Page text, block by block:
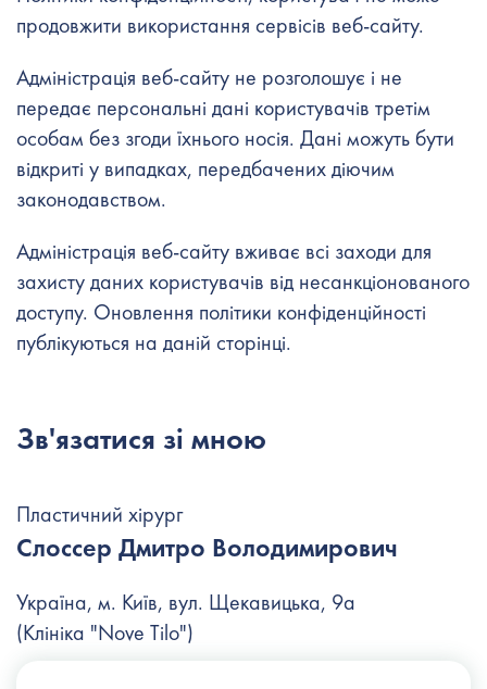
продовжити використання сервісів веб-сайту.
Адміністрація веб-сайту не розголошує і не
передає персональні дані користувачів третім
особам без згоди їхнього носія. Дані можуть бути
відкриті у випадках, передбачених діючим
законодавством.
Адміністрація веб-сайту вживає всі заходи для
захисту даних користувачів від несанкціонованого
доступу. Оновлення політики конфіденційності
публікуються на даній сторінці.
Зв'язатися зі мною
Пластичний хірург
Слоссер Дмитро Володимирович
Україна, м. Київ, вул. Щекавицька, 9а
(Клініка "Nove Tilo")